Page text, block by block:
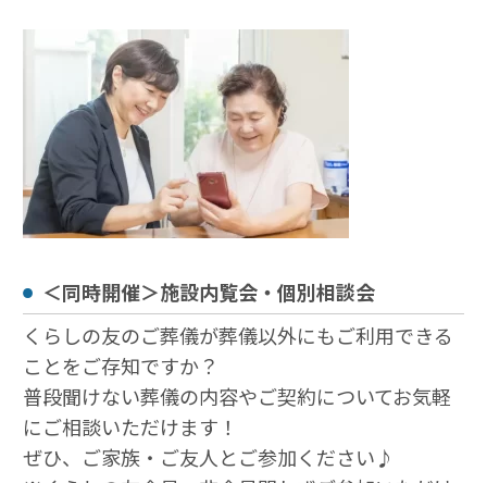
＜同時開催＞施設内覧会・個別相談会
くらしの友のご葬儀が葬儀以外にもご利用できる
ことをご存知ですか？
普段聞けない葬儀の内容やご契約についてお気軽
にご相談いただけます！
ぜひ、ご家族・ご友人とご参加ください♪